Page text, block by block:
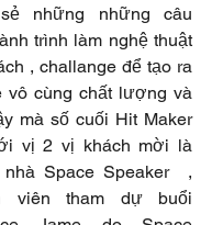
những những câu
trình làm nghệ thuật
, challange để tạo ra
vô cùng chất lượng và
mà số cuối Hit Maker
vị 2 vị khách mời là
Space Speaker  ,
viên tham dự buổi